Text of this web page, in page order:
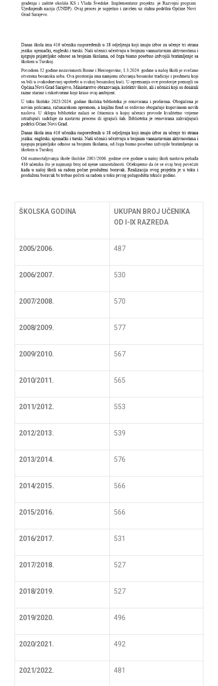
ŠKOLSKA GODINA
UKUPAN BROJ UČENIKA
OD I-IX RAZREDA
2005/2006. 487
2006/2007. 530
2007/2008. 570
2008/2009. 577
2009/2010. 567
2010/2011. 565
2011/2012. 553
2012/2013. 539
2013/2014. 576
2014/2015. 566
2015/2016. 566
2016/2017. 531
2017/2018. 527
2018/2019. 527
2019/2020. 496
2020/2021. 492
2021/2022. 481